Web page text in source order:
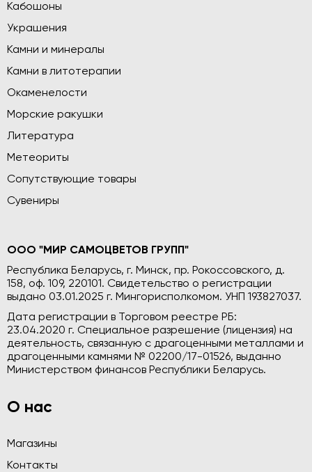
Кабошоны
Украшения
Камни и минералы
Камни в литотерапии
Окаменелости
Морские ракушки
Литература
Метеориты
Сопутствующие товары
Сувениры
ООО "МИР САМОЦВЕТОВ ГРУПП"
Республика Беларусь, г. Минск, пр. Рокоссовского, д.
158, оф. 109, 220101. Свидетельство о регистрации
выдано 03.01.2025 г. Мингорисполкомом. УНП 193827037.
Дата регистрации в Торговом реестре РБ:
23.04.2020 г. Специальное разрешение (лицензия) на
деятельность, связанную с драгоценными металлами и
драгоценными камнями № 02200/17-01526, выданно
Министерством финансов Республики Беларусь.
О нас
Магазины
Контакты